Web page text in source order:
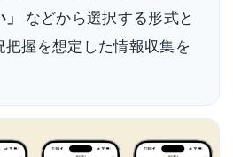
などから選択する形式と
把握を想定した情報収集を